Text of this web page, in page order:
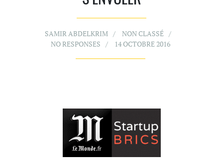
SAMIR ABDELKRIM
NON CLASSÉ
NO RESPONSES
14 OCTOBRE 2016